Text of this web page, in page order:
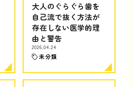
大人のぐらぐら歯を
自己流で抜く方法が
存在しない医学的理
由と警告
2026.04.24
未分類